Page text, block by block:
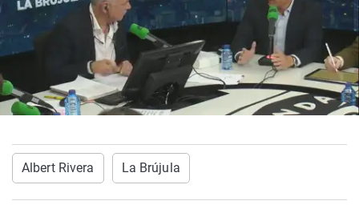
Albert Rivera La Brújula